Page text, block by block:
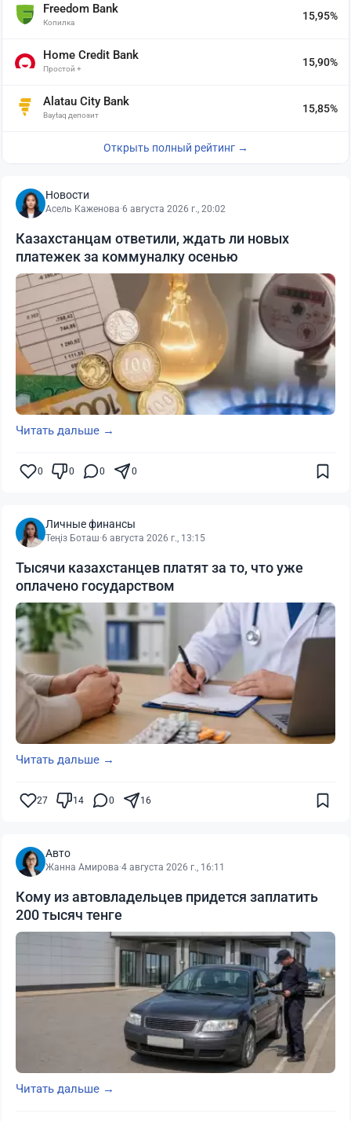
Freedom Bank
Копилка
15,95%
Home Credit Bank
Простой +
15,90%
Alatau City Bank
Baytaq депозит
15,85%
Открыть полный рейтинг →
Новости
Асель Каженова·6 августа 2026 г., 20:02
Казахстанцам ответили, ждать ли новых
платежек за коммуналку осенью
Читать дальше →
0 0 0 0
Личные финансы
Теңіз Боташ·6 августа 2026 г., 13:15
Тысячи казахстанцев платят за то, что уже
оплачено государством
Читать дальше →
27 14 0 16
Авто
Жанна Амирова·4 августа 2026 г., 16:11
Кому из автовладельцев придется заплатить
200 тысяч тенге
Читать дальше →